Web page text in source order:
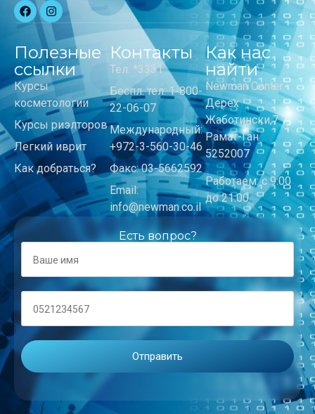
Полезные
ссылки
Курсы
косметологии
Курсы риэлторов
Легкий иврит
Как добраться?
Контакты
Тел: *3331
Беспл. тел: 1-800-
22-06-07
Международный:
+972-3-560-30-46
Факс: 03-5662592
Email:
info@newman.co.il
Как нас
найти
Newman Center
Дерех
Жаботински,7
Рамат-Ган
5252007
Работаем: с 9:00
до 21:00
Есть вопрос?